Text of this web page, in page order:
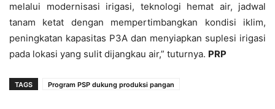
melalui modernisasi irigasi, teknologi hemat air, jadwal
tanam ketat dengan mempertimbangkan kondisi iklim,
peningkatan kapasitas P3A dan menyiapkan suplesi irigasi
pada lokasi yang sulit dijangkau air,” tuturnya. PRP
TAGS Program PSP dukung produksi pangan